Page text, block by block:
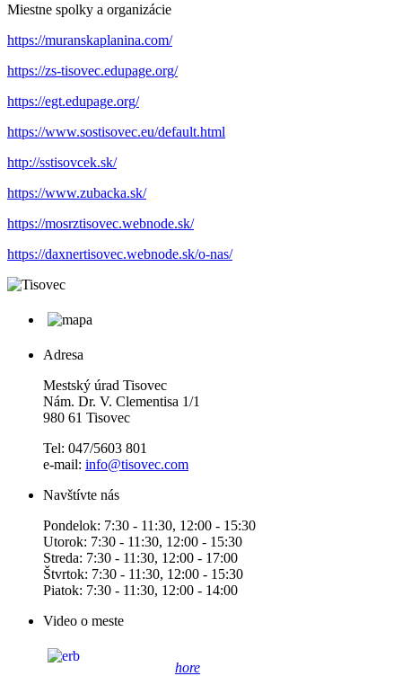
Miestne spolky a organizácie
https://muranskaplanina.com/
https://zs-tisovec.edupage.org/
https://egt.edupage.org/
https://www.sostisovec.eu/default.html
http://sstisovcek.sk/
https://www.zubacka.sk/
https://mosrztisovec.webnode.sk/
https://daxnertisovec.webnode.sk/o-nas/
Adresa
Mestský úrad Tisovec
Nám. Dr. V. Clementisa 1/1
980 61 Tisovec
Tel: 047/5603 801
e-mail: info@tisovec.com
Navštívte nás
Pondelok: 7:30 - 11:30, 12:00 - 15:30
Utorok: 7:30 - 11:30, 12:00 - 15:30
Streda: 7:30 - 11:30, 12:00 - 17:00
Štvrtok: 7:30 - 11:30, 12:00 - 15:30
Piatok: 7:30 - 11:30, 12:00 - 14:00
Video o meste
hore